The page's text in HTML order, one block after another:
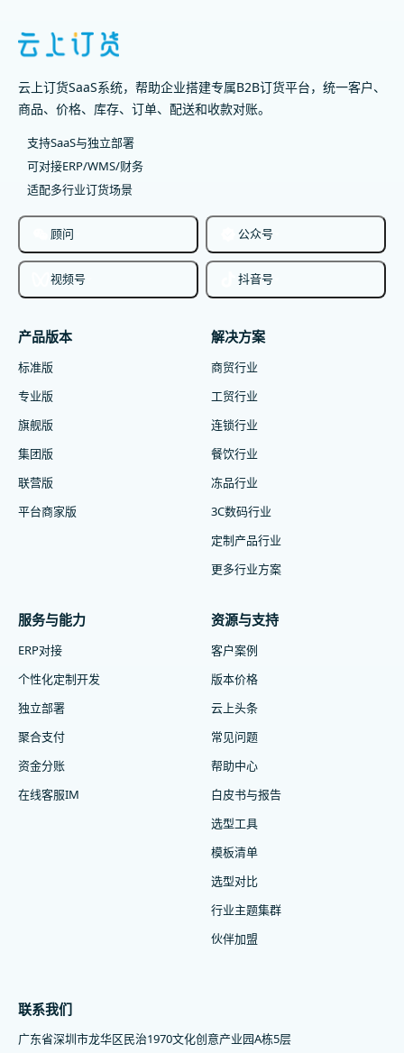
云上订货SaaS系统，帮助企业搭建专属B2B订货平台，统一客户、
商品、价格、库存、订单、配送和收款对账。
支持SaaS与独立部署
可对接ERP/WMS/财务
适配多行业订货场景
顾问 公众号
视频号 抖音号
产品版本
标准版
专业版
旗舰版
集团版
联营版
平台商家版
解决方案
商贸行业
工贸行业
连锁行业
餐饮行业
冻品行业
3C数码行业
定制产品行业
更多行业方案
服务与能力
ERP对接
个性化定制开发
独立部署
聚合支付
资金分账
在线客服IM
资源与支持
客户案例
版本价格
云上头条
常见问题
帮助中心
白皮书与报告
选型工具
模板清单
选型对比
行业主题集群
伙伴加盟
联系我们
广东省深圳市龙华区民治1970文化创意产业园A栋5层